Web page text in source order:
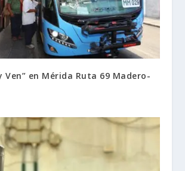
Ven” en Mérida Ruta 69 Madero-